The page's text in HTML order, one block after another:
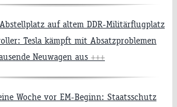
auf altem DDR-Militärflugplatz
Tesla kämpft mit Absatzproblemen
Neuwagen aus +++
Woche vor EM-Beginn: Staatsschutz